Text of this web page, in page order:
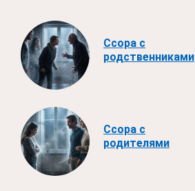
Ссора с
родственниками
Ссора с
родителями